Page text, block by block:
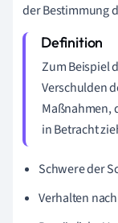
der Bestimmung
Zum Beispiel
Verschulden
Maßnahmen,
in Betracht
Schwere der
Verhalten